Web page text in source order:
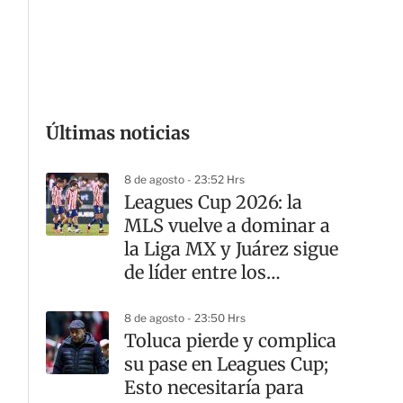
Últimas noticias
8 de agosto - 23:52 Hrs
Leagues Cup 2026: la
MLS vuelve a dominar a
la Liga MX y Juárez sigue
de líder entre los
8 de agosto - 23:50 Hrs
Toluca pierde y complica
su pase en Leagues Cup;
Esto necesitaría para